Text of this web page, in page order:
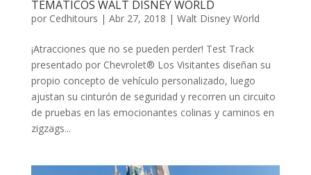
TEMATICOS WALT DISNEY WORLD
por Cedhitours | Abr 27, 2018 | Walt Disney World
¡Atracciones que no se pueden perder! Test Track
presentado por Chevrolet® Los Visitantes diseñan su
propio concepto de vehículo personalizado, luego
ajustan su cinturón de seguridad y recorren un circuito
de pruebas en las emocionantes colinas y caminos en
zigzags...